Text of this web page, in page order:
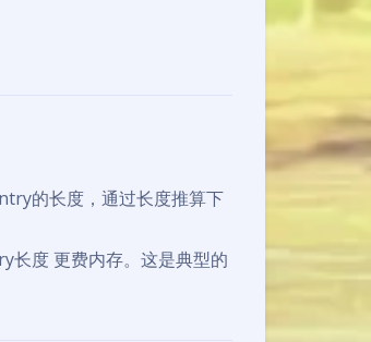
的长度，通过长度推算下
长度 更费内存。这是典型的